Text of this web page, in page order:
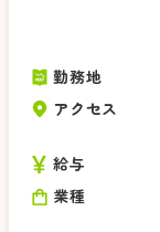
勤務地
アクセス
給与
業種